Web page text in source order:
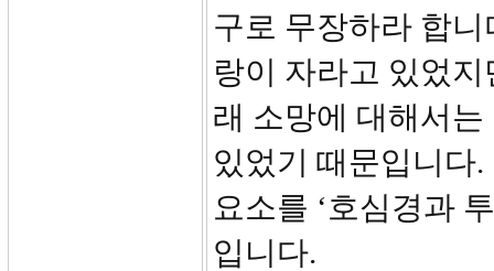
구로 무장하라 합
랑이 자라고 있었
래 소망에 대해서
있었기 때문입니다
요소를 ‘호심경과
입니다.